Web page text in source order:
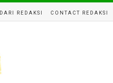
DARI REDAKSI CONTACT REDAKSI